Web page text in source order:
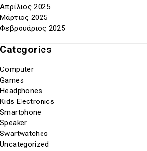
Απρίλιος 2025
Μάρτιος 2025
Φεβρουάριος 2025
Categories
Computer
Games
Headphones
Kids Electronics
Smartphone
Speaker
Swartwatches
Uncategorized